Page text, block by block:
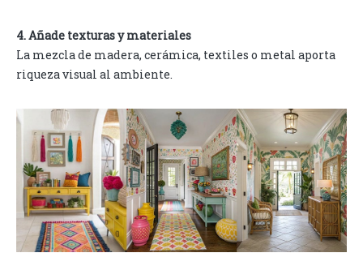
4. Añade texturas y materiales
La mezcla de madera, cerámica, textiles o metal aporta
riqueza visual al ambiente.